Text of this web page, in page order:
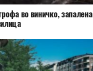
во виничко, запалена